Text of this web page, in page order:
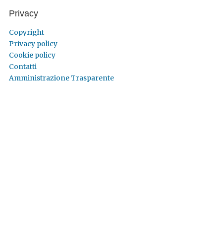
Privacy
Copyright
Privacy policy
Cookie policy
Contatti
Amministrazione Trasparente